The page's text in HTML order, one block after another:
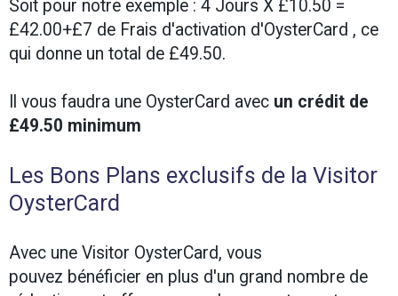
Soit pour notre exemple : 4 Jours X £10.50 =
£42.00+£7 de Frais d'activation d'OysterCard , ce
qui donne un total de £49.50.
Il vous faudra une OysterCard avec un crédit de
£49.50 minimum
Les Bons Plans exclusifs de la Visitor
OysterCard
Avec une Visitor OysterCard, vous
pouvez bénéficier en plus d'un grand nombre de